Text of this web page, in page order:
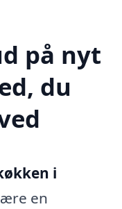
på nyt
du
i
en